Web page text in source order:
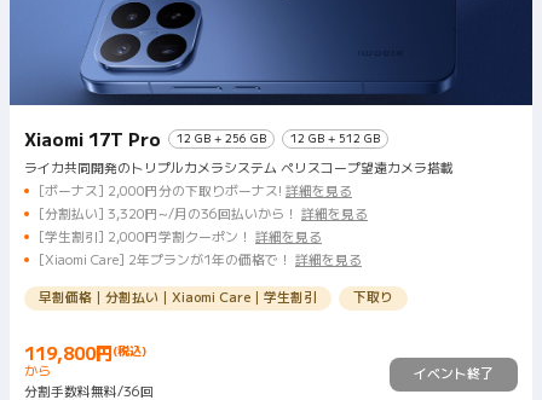
Xiaomi 17T Pro 12 GB + 256 GB 12 GB + 512 GB
ライカ共同開発のトリプルカメラシステム ペリスコープ望遠カメラ搭載
[ボーナス] 2,000円分の下取りボーナス! 詳細を見る
[分割払い] 3,320円~/月の36回払いから！
詳細を見る
[学生割引] 2,000円学割クーポン！
詳細を見る
[Xiaomi Care] 2年プランが1年の価格で！
詳細を見る
早割価格｜分割払い｜Xiaomi Care｜学生割引 下取り
119,800円 (税込)
Current Price 円119800
から
分割手数料無料/36回
イベント終了